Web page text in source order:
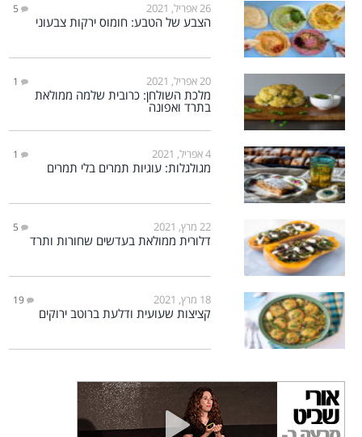
26 אפריל, 2021 5
הצבע של הטבע: חומוס ירקות צבעוני
20 אפריל, 2021 1
מלכת השולחן: כרובית שלמה ממולאת
בתרד ואפונה
4 אפריל, 2021 1
מגולגלות: עוגיות תמרים בלי תמרים
22 מרץ, 2021 5
דלורית ממולאת בעדשים שחורות ותרד
18 מרץ, 2021 19
קציצות שעועית ודלעת ברוטב ירוקים